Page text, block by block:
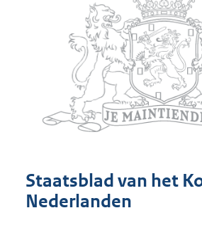
Staatsblad van het
Nederlanden